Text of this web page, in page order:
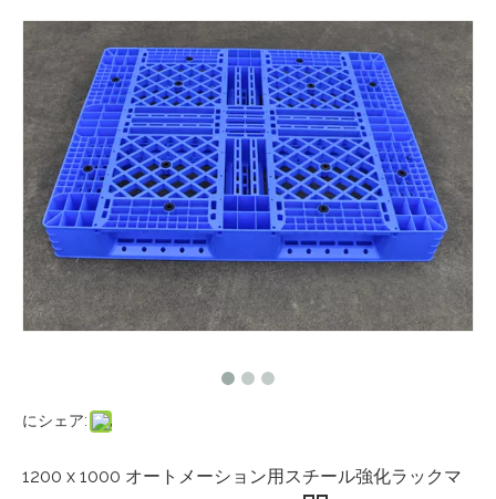
にシェア:
1200 x 1000 オートメーション用スチール強化ラックマ